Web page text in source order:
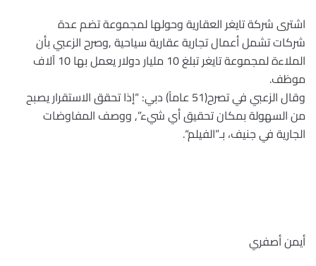
اشترى شركة تايغر العقارية وحولها لمجموعة تضم عدة
شركات تشمل أعمال تجارية عقارية سياحية ,وصرح الزعبي بأن
الملاءة لمجموعة تايغر تبلغ 10 مليار دولار يعمل بها 10 آلاف
موظف.
وقال الزعبي في تصرح(51 عاماً) دبي: “إذا تحقق الاستقرار يصبح
من السهولة بمكان تحقيق أي شيء”, ووصف المفاوضات
الجارية في جنيف، بـ”الفيلم“.
أيمن أصفري